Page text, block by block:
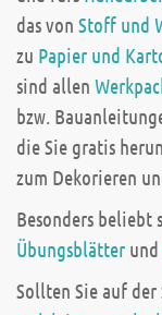
das von Stoff und
zu Papier und
sind allen
bzw.
die Sie gratis
zum Dekorieren
Besonders beliebt
Übungsblätter und
Sollten Sie auf